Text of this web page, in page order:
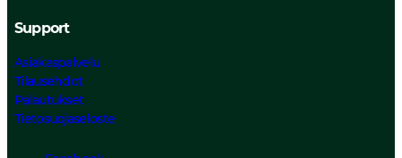
Support
Asiakaspalvelu
Tilausehdot
Palautukset
Tietosuojaseloste